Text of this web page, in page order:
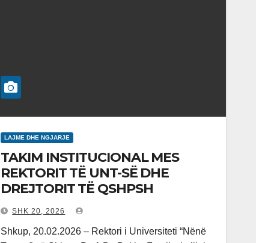
LAJME DHE NGJARJE
TAKIM INSTITUCIONAL MES
REKTORIT TË UNT-SË DHE
DREJTORIT TË QSHPSH
SHK 20, 2026
Shkup, 20.02.2026 – Rektori i Universiteti “Nënë